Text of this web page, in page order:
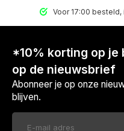
Voor 17:00
*10% korting op je
op de nieuwsbrief
Abonneer je op onze
blijven.